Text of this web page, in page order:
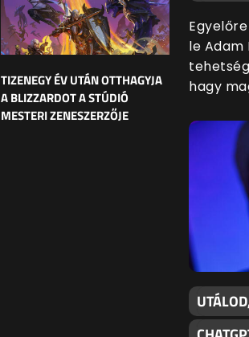
TIZENEGY ÉV UTÁN OTTHAGYJA
A BLIZZARDOT A STÚDIÓ
MESTERI ZENESZERZŐJE
le Adam
hagy